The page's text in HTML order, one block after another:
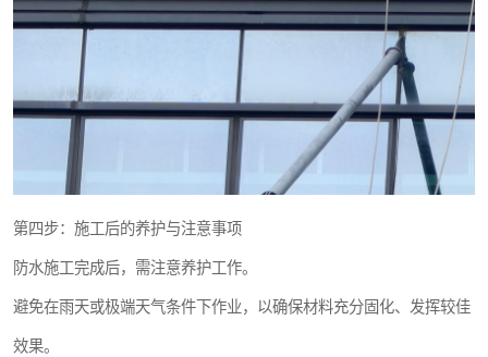
第四步：施工后的养护与注意事项
防水施工完成后，需注意养护工作。
避免在雨天或极端天气条件下作业，以确保材料充分固化、发挥较佳
效果。